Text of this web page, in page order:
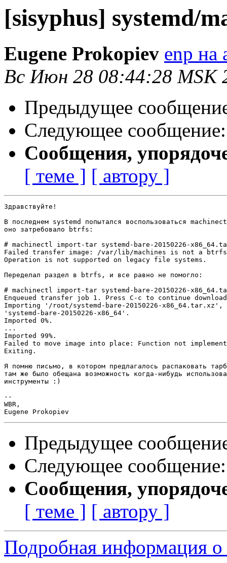
[sisyphus] systemd/
Eugene Prokopiev enp на
Вс Июн 28 08:44:28 MSK
Предыдущее
Следующее
Сообщения,
[ теме ] [ автору ]
Здравствуйте!
В последнем systemd попытался воспользоваться
оно затребовало btrfs:
# machinectl import-tar systemd-bare-20150226-
Failed transfer image: /var/lib/machines is not a
Operation is not supported on legacy file systems.
Переделал раздел в btrfs, и все равно не помогло:
# machinectl import-tar systemd-bare-20150226-
Enqueued transfer job 1. Press C-c to continue
Importing '/root/systemd-bare-20150226-x86_64.tar.xz',
'systemd-bare-20150226-x86_64'.
Imported 0%.
...
Imported 99%.
Failed to move image into place: Function not
Exiting.
Я помню письмо, в котором предлагалось распаковать
там же было обещана возможность когда-нибудь
инструменты :)
--
WBR,
Предыдущее
Следующее
Сообщения,
[ теме ] [ автору ]
Подробная информация о